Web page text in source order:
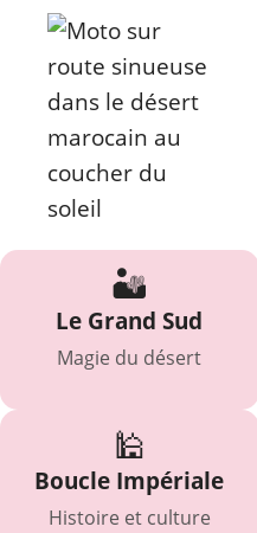
🏜️
Le Grand Sud
Magie du désert
🕌
Boucle Impériale
Histoire et culture